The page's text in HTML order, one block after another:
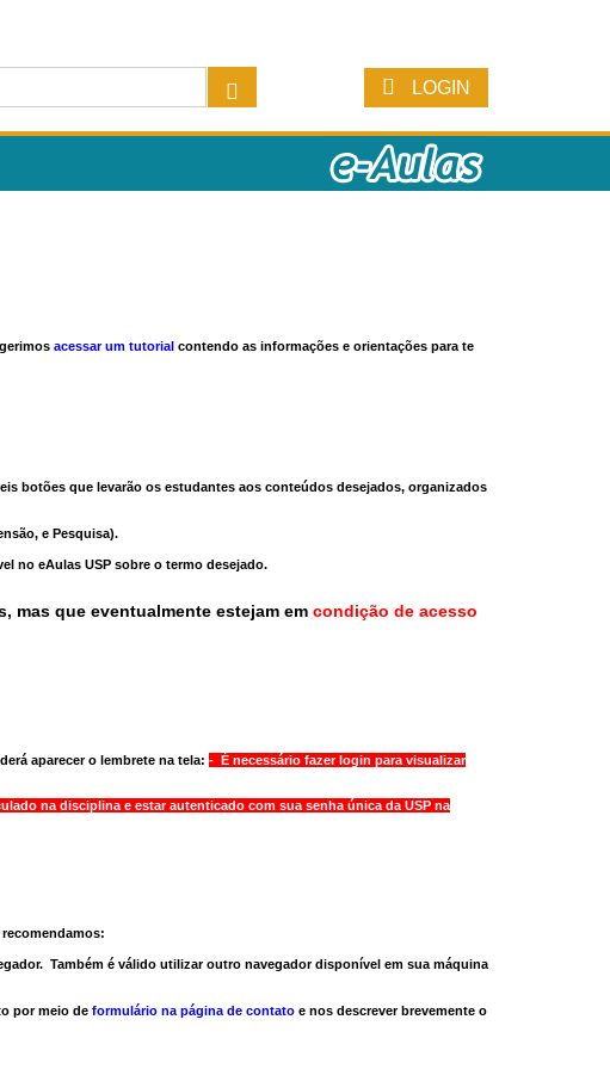
LOGIN
acessar um tutorial contendo as informações e orientações para te
botões que levarão os estudantes aos conteúdos desejados, organizados
e Pesquisa).
no eAulas USP sobre o termo desejado.
mas que eventualmente estejam em condição de acesso
aparecer o lembrete na tela: - É necessário fazer login para visualizar
na disciplina e estar autenticado com sua senha única da USP na
Também é válido utilizar outro navegadordisponível em sua máquina
por meio de formulário na página de contato e nos descrever brevemente o